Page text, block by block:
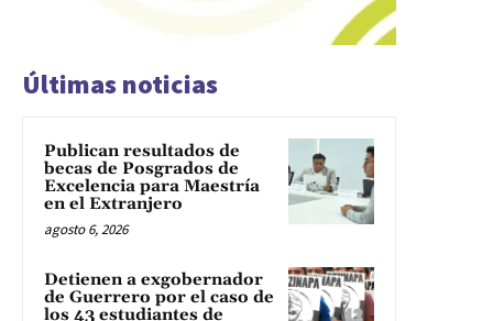
Últimas noticias
Publican resultados de
becas de Posgrados de
Excelencia para Maestría
en el Extranjero
agosto 6, 2026
Detienen a exgobernador
de Guerrero por el caso de
los 43 estudiantes de